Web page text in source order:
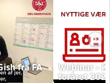
fra FA
Webinar -
foråret